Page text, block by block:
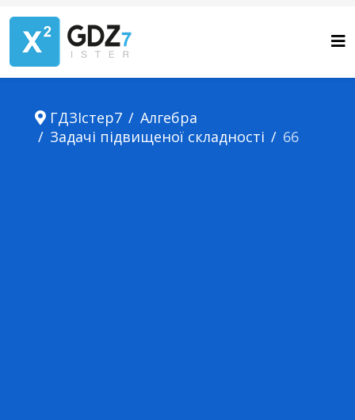
ГДЗІстер7
Алгебра
Задачі підвищеної складності
66